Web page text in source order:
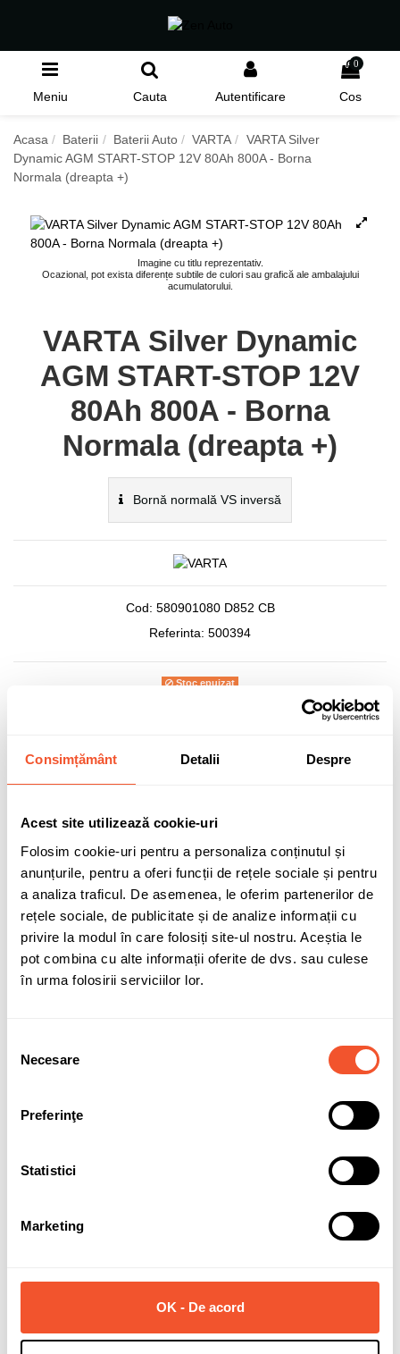
Consimțământ Detalii Despre
Acest site utilizează cookie-uri
Folosim cookie-uri pentru a personaliza conținutul și
anunțurile, pentru a oferi funcții de rețele sociale și pentru
a analiza traficul. De asemenea, le oferim partenerilor de
rețele sociale, de publicitate și de analize informații cu
privire la modul în care folosiți site-ul nostru. Aceștia le
pot combina cu alte informații oferite de dvs. sau culese
în urma folosirii serviciilor lor.
consimțământului
Necesare
Preferinţe
Statistici
Marketing
OK - De acord
Meniu Cauta Autentificare
0
Cos
Acasa Baterii Baterii Auto VARTA
VARTA Silver
Dynamic AGM START-STOP 12V 80Ah 800A - Borna
Normala (dreapta +)
Imagine cu titlu reprezentativ.
Ocazional, pot exista diferențe subtile de culori sau grafică ale ambalajului
acumulatorului.
VARTA Silver Dynamic
AGM START-STOP 12V
80Ah 800A - Borna
Normala (dreapta +)
Bornă normală VS inversă
Cod: 580901080 D852 CB
Referinta: 500394
Stoc epuizat
TVA inclus
Adaugă în coș
compatibilitate-AGM115 compatibilitate-EFB115
Garanție acumulatori
Capacitate (Ah) 80
800
Polaritate borne Normala (dreapta +)